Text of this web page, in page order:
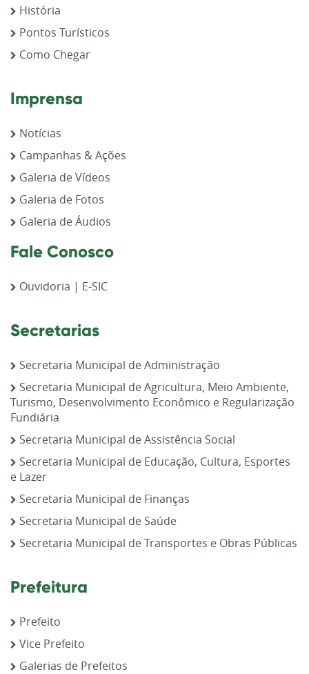
História
Pontos Turísticos
Como Chegar
Imprensa
Notícias
Campanhas & Ações
Galeria de Vídeos
Galeria de Fotos
Galeria de Áudios
Fale Conosco
Ouvidoria | E-SIC
Secretarias
Secretaria Municipal de Administração
Secretaria Municipal de Agricultura, Meio Ambiente,
Turismo, Desenvolvimento Econômico e Regularização
Fundiária
Secretaria Municipal de Assistência Social
Secretaria Municipal de Educação, Cultura, Esportes
e Lazer
Secretaria Municipal de Finanças
Secretaria Municipal de Saúde
Secretaria Municipal de Transportes e Obras Públicas
Prefeitura
Prefeito
Vice Prefeito
Galerias de Prefeitos